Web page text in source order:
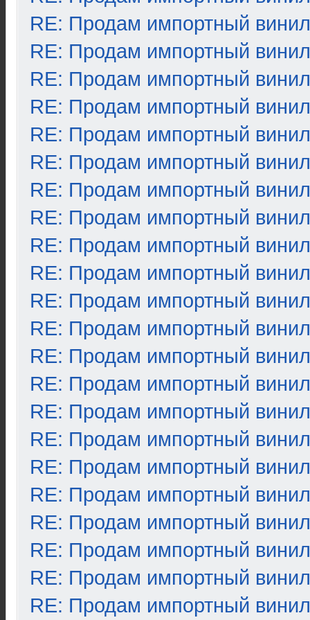
RE: Продам импортный винил
RE: Продам импортный винил
RE: Продам импортный винил
RE: Продам импортный винил
RE: Продам импортный винил
RE: Продам импортный винил
RE: Продам импортный винил
RE: Продам импортный винил
RE: Продам импортный винил
RE: Продам импортный винил
RE: Продам импортный винил
RE: Продам импортный винил
RE: Продам импортный винил
RE: Продам импортный винил
RE: Продам импортный винил
RE: Продам импортный винил
RE: Продам импортный винил
RE: Продам импортный винил
RE: Продам импортный винил
RE: Продам импортный винил
RE: Продам импортный винил
RE: Продам импортный винил